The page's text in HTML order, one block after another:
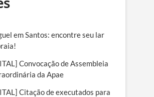
em Santos: encontre seu lar
Convocação de Assembleia
da Apae
Citação de executados para